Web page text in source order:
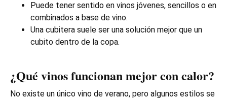
Puede tener sentido en vinos jóvenes, sencillos o en
combinados a base de vino.
Una cubitera suele ser una solución mejor que un
cubito dentro de la copa.
¿Qué vinos funcionan mejor con calor?
No existe un único vino de verano, pero algunos estilos se